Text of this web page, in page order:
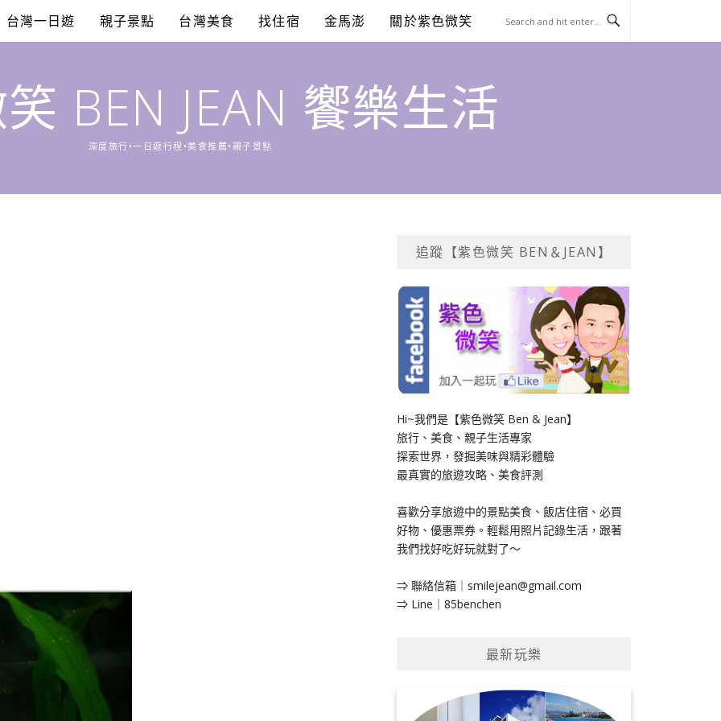
台灣一日遊 親子景點 台灣美食 找住宿 金馬澎 關於紫色微笑
BEN JEAN 饗樂生活
深度旅行•一日遊行程•美食推薦•親子景點
追蹤【紫色微笑 BEN＆JEAN】
Hi~我們是【紫色微笑 Ben & Jean】
旅行、美食、親子生活專家
探索世界，發掘美味與精彩體驗
最真實的旅遊攻略、美食評測
喜歡分享旅遊中的景點美食、飯店住宿、必買
好物、優惠票券。輕鬆用照片記錄生活，跟著
我們找好吃好玩就對了～
⇒ 聯絡信箱｜ smilejean@gmail.com
⇒ Line｜85benchen
最新玩樂